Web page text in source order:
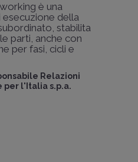
è una
della
stabilita
parti, anche con
per fasi, cicli e
Relazioni
per l'Italia s.p.a.